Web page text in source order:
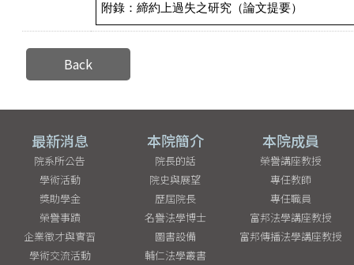
附錄：締約上過失之研究（論文提要）
Back
最新消息
院系所公告
學術活動
獎助學金
榮譽事蹟
企業徵才與實習
學術交流活動
本院簡介
院長的話
院史與展望
歷屆院長
名譽法學博士
圖書設備
輔仁法學叢書
本院成員
榮譽講座教授
專任教師
專任職員
富邦法學講座教授
富邦傳播法學講座教授